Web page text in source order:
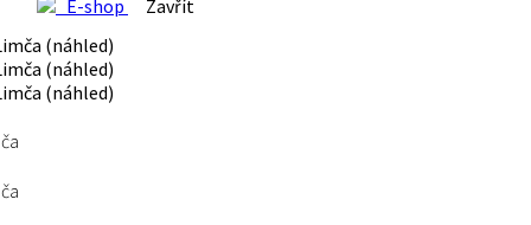
E-shop Zavřít